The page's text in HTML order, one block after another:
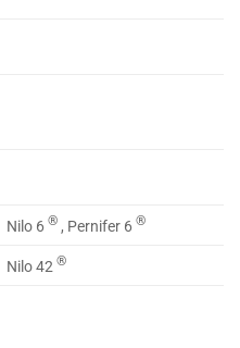
Nilo 6® , Pernifer 6®
Nilo 42®